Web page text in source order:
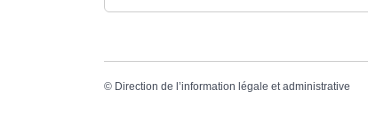
© Direction de l’information légale et administrative